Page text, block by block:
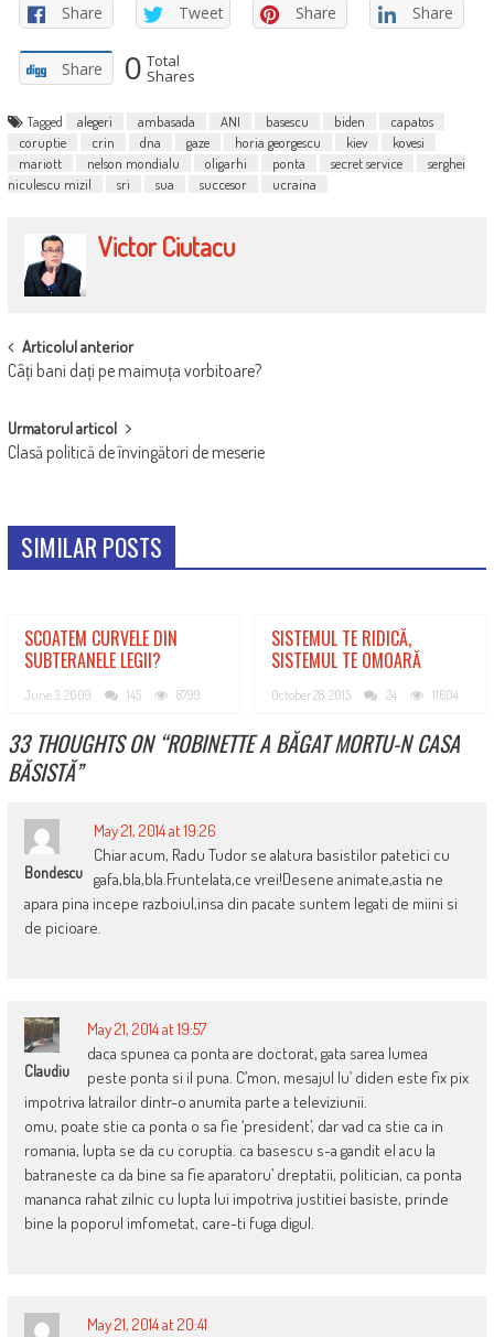
Share Tweet Share Share
Share 0 Total
Shares
Tagged alegeri ambasada ANI basescu biden
capatos
coruptie
crin dna gaze horia georgescu kiev
kovesi
mariott
nelson mondialu oligarhi ponta secret service
serghei
niculescu mizil
sri sua succesor ucraina
Victor Ciutacu
POST
NAVIGATION
Articolul anterior
Câți bani dați pe maimuța vorbitoare?
Urmatorul articol
Clasă politică de învingători de meserie
SIMILAR POSTS
SCOATEM CURVELE DIN
SUBTERANELE LEGII?
June 3, 2009 145 8799
SISTEMUL TE RIDICĂ,
SISTEMUL TE OMOARĂ
October 28, 2015 24 11604
33 THOUGHTS ON “ROBINETTE A BĂGAT MORTU-N CASA
BĂSISTĂ”
Bondescu
May 21, 2014 at 19:26
Chiar acum, Radu Tudor se alatura basistilor patetici cu
gafa,bla,bla.Fruntelata,ce vrei!Desene animate,astia ne
apara pina incepe razboiul,insa din pacate suntem legati de miini si
de picioare.
Claudiu
May 21, 2014 at 19:57
daca spunea ca ponta are doctorat, gata sarea lumea
peste ponta si il puna. C’mon, mesajul lu’ diden este fix pix
impotriva latrailor dintr-o anumita parte a televiziunii.
omu, poate stie ca ponta o sa fie ‘president’, dar vad ca stie ca in
romania, lupta se da cu coruptia. ca basescu s-a gandit el acu la
batraneste ca da bine sa fie aparatoru’ dreptatii, politician, ca ponta
mananca rahat zilnic cu lupta lui impotriva justitiei basiste, prinde
bine la poporul imfometat, care-ti fuga digul.
May 21, 2014 at 20:41